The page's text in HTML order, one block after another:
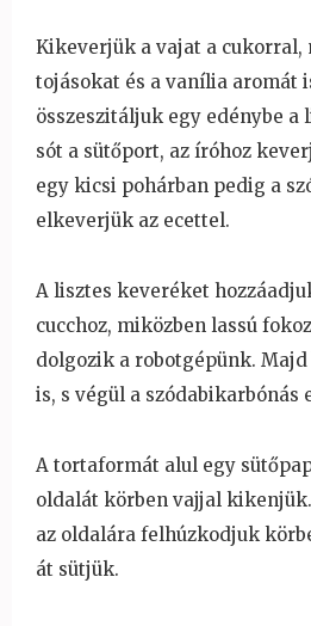
Kikeverjük a vajat a cukorral,
tojásokat és a vanília aromát
összeszitáljuk egy edénybe a
sót a sütőport, az íróhoz
egy kicsi pohárban pedig a
elkeverjük az ecettel.
A lisztes keveréket
cucchoz, miközben lassú
dolgozik a robotgépünk.
is, s végül a szódabikarbónás
A tortaformát alul egy süt
oldalát körben vajjal
az oldalára felhúzkodjuk
át sütjük.